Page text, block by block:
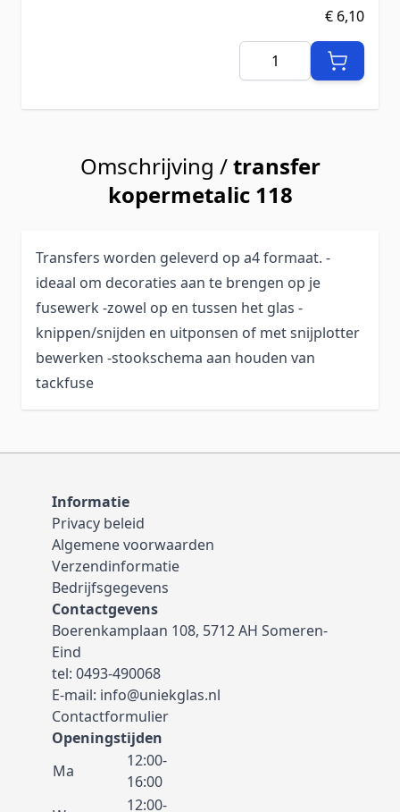
€ 6,10
Aantal
Omschrijving /transfer
kopermetalic 118
Transfers worden geleverd op a4 formaat. -
ideaal om decoraties aan te brengen op je
fusewerk -zowel op en tussen het glas -
knippen/snijden en uitponsen of met snijplotter
bewerken -stookschema aan houden van
tackfuse
Informatie
Privacy beleid
Algemene voorwaarden
Verzendinformatie
Bedrijfsgegevens
Contactgevens
Boerenkamplaan 108, 5712 AH Someren-
Eind
tel: 0493-490068
E-mail: info@uniekglas.nl
Contactformulier
Openingstijden
Ma
12:00-
16:00
12:00-